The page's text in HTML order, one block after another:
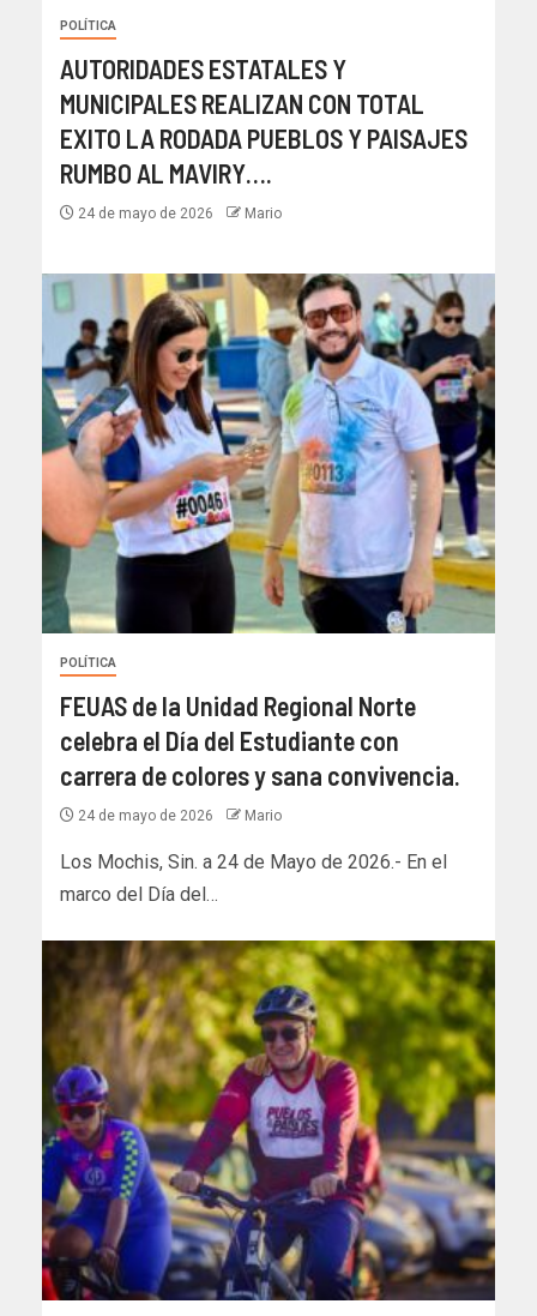
POLÍTICA
AUTORIDADES ESTATALES Y
MUNICIPALES REALIZAN CON TOTAL
EXITO LA RODADA PUEBLOS Y PAISAJES
RUMBO AL MAVIRY….
24 de mayo de 2026 Mario
POLÍTICA
FEUAS de la Unidad Regional Norte
celebra el Día del Estudiante con
carrera de colores y sana convivencia.
24 de mayo de 2026 Mario
Los Mochis, Sin. a 24 de Mayo de 2026.- En el
marco del Día del…